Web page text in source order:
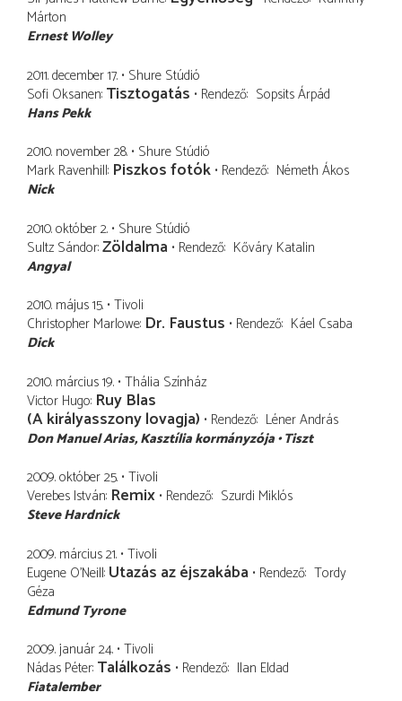
Márton
Ernest Wolley
2011. december 17. Shure Stúdió
Sofi Oksanen Tisztogatás Rendező Sopsits Árpád
Hans Pekk
2010. november 28. Shure Stúdió
Mark Ravenhill Piszkos fotók Rendező Németh Ákos
Nick
2010. október 2. Shure Stúdió
Sultz Sándor Zöldalma Rendező Kőváry Katalin
Angyal
2010. május 15. Tivoli
Christopher Marlowe Dr. Faustus Rendező Káel Csaba
Dick
2010. március 19. Thália Színház
Victor Hugo Ruy Blas
(A királyasszony lovagja) Rendező Léner András
Don Manuel Arias Kasztília kormányzója Tiszt
2009. október 25. Tivoli
Verebes István Remix Rendező Szurdi Miklós
Steve Hardnick
2009. március 21. Tivoli
Eugene O'Neill Utazás az éjszakába Rendező Tordy
Géza
Edmund Tyrone
2009. január 24. Tivoli
Nádas Péter Találkozás Rendező Ilan Eldad
Fiatalember